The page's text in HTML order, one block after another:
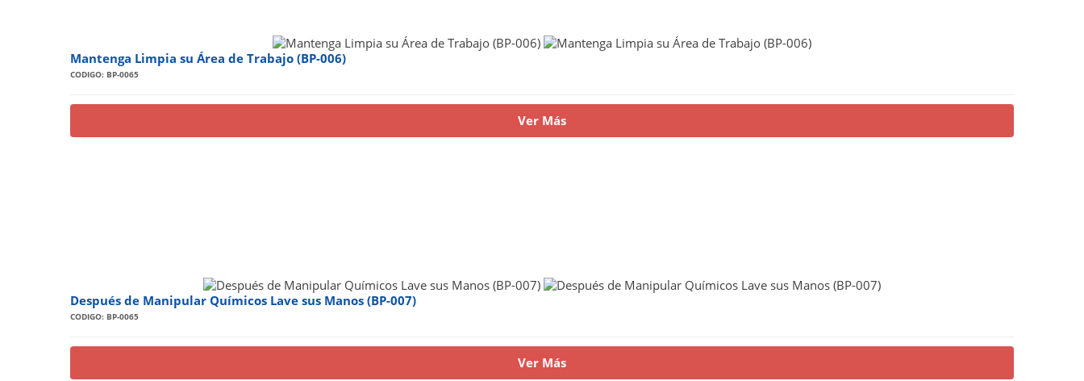
Mantenga Limpia su Área de Trabajo (BP-006)
CODIGO: BP-0065
Ver Más
Después de Manipular Químicos Lave sus Manos (BP-007)
CODIGO: BP-0065
Ver Más